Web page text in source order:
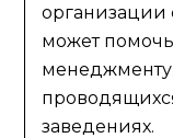
организации
может
заведениях.